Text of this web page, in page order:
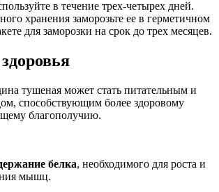
в течение трех-четырех дней.
хранения заморозьте ее в герметичном
для заморозки на срок до трех месяцев.
тушеная может стать питательным и
способствующим более здоровому
благополучию.
белка, необходимого для роста и
мышц.